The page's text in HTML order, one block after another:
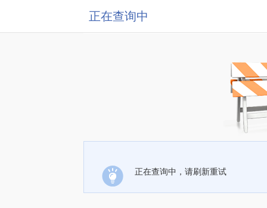
正在查询中
正在查询中，请刷新重试